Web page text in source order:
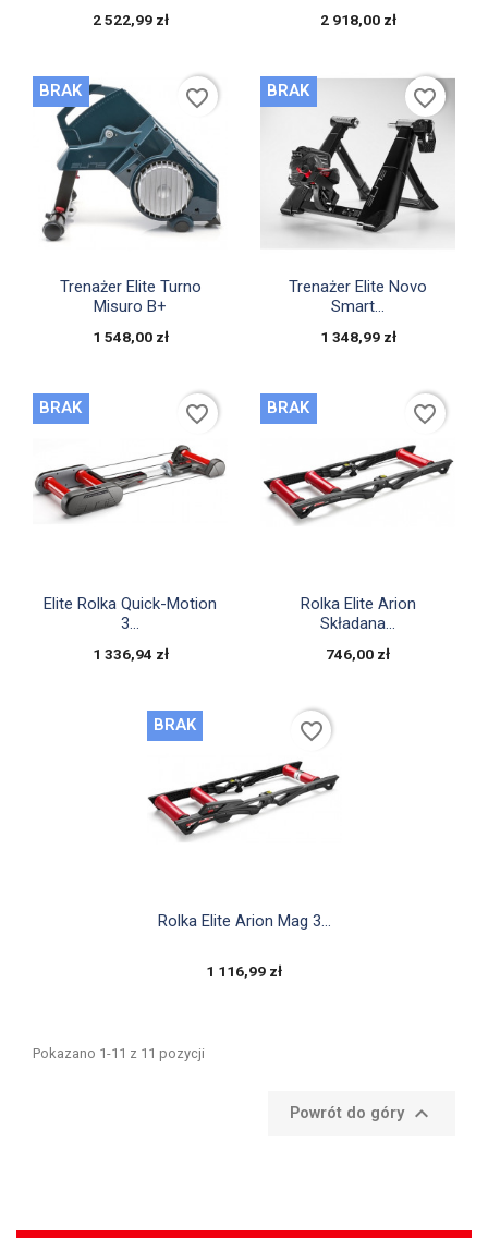
2 522,99 zł 2 918,00 zł
Szybki podgląd
Trenażer Elite Turno
Misuro B+
1 548,00 zł
BRAK favorite_border
Szybki podgląd
Trenażer Elite Novo
Smart...
1 348,99 zł
BRAK favorite_border
Szybki podgląd
Elite Rolka Quick-Motion
3...
1 336,94 zł
BRAK favorite_border
Szybki podgląd
Rolka Elite Arion
Składana...
746,00 zł
BRAK favorite_border
 Szybki podgląd
Rolka Elite Arion Mag 3...
1 116,99 zł
BRAK favorite_border
Pokazano 1-11 z 11 pozycji
Powrót do góry 